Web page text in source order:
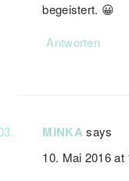
begeistert. 😀
Antworten
MINKA says
10. Mai 2016 at